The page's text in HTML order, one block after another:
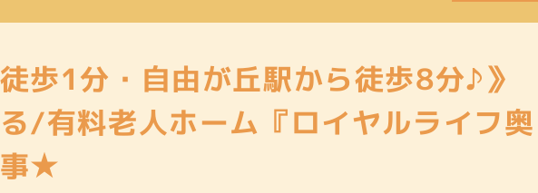
歩1分・自由が丘駅から徒歩8分♪》
/有料老人ホーム『ロイヤルライフ奥
事★